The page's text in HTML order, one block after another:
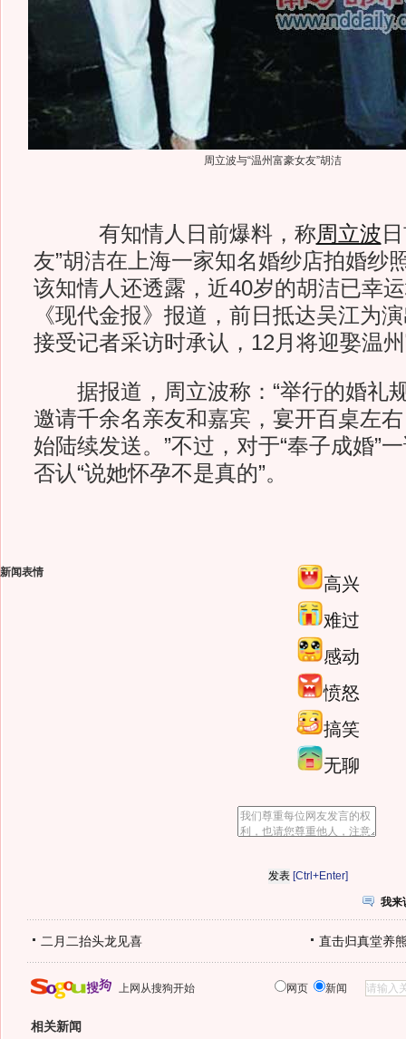
周立波与“温州富豪女友”胡洁
有知情人日前爆料，称周立波
友”胡洁在上海一家知名婚纱店拍婚纱
该知情人还透露，近40岁的胡洁已幸
《现代金报》报道，前日抵达吴江为
接受记者采访时承认，12月将迎娶温
据报道，周立波称：“举行的婚礼
邀请千余名亲友和嘉宾，宴开百桌左
始陆续发送。”不过，对于“奉子成婚”
否认“说她怀孕不是真的”。
新闻表情
高兴
难过
感动
愤怒
搞笑
无聊
[Ctrl+Enter]
我来
二月二抬头龙见喜 直击归真堂养
上网从搜狗开始 网页 新闻
相关新闻